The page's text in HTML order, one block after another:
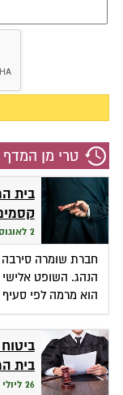
טרי מן המדף
בית
2 לאוגוסט 2026
חברת שומרה
הנהג. השופט
הוא מרמה לפי סעיף 25 לחוק חוזה הביטוח.
בית
26 ליולי 2026